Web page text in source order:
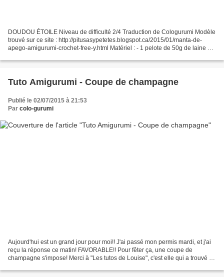
DOUDOU ÉTOILE Niveau de difficulté 2/4 Traduction de Cologurumi Modèle
trouvé sur ce site : http://pitusasypetetes.blogspot.ca/2015/01/manta-de-
apego-amigurumi-crochet-free-y.html Matériel : - 1 pelote de 50g de laine ou
Tuto Amigurumi - Coupe de champagne
Publié le 02/07/2015 à 21:53
Par colo-gurumi
Aujourd'hui est un grand jour pour moi!! J'ai passé mon permis mardi, et j'ai
reçu la réponse ce matin! FAVORABLE!! Pour fêter ça, une coupe de
champagne s'impose! Merci à "Les tutos de Louise", c'est elle qui a trouvé ce